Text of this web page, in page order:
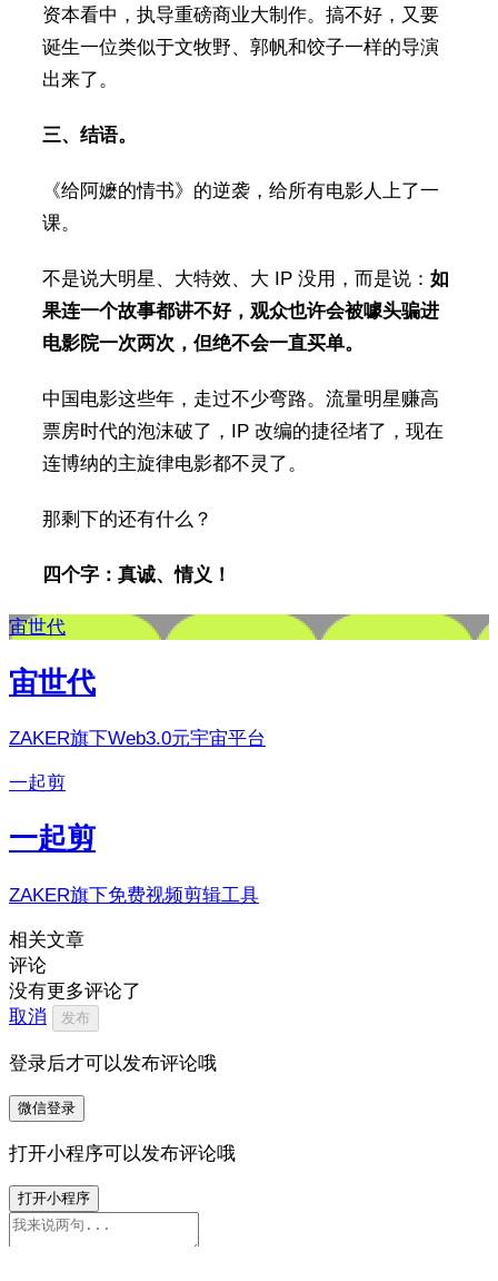
资本看中，执导重磅商业大制作。搞不好，又要
诞生一位类似于文牧野、郭帆和饺子一样的导演
出来了。
三、结语。
《给阿嬷的情书》的逆袭，给所有电影人上了一
课。
不是说大明星、大特效、大 IP 没用，而是说： 如
果连一个故事都讲不好，观众也许会被噱头骗进
电影院一次两次，但绝不会一直买单。
中国电影这些年，走过不少弯路。流量明星赚高
票房时代的泡沫破了，IP 改编的捷径堵了，现在
连博纳的主旋律电影都不灵了。
那剩下的还有什么？
四个字：真诚、情义！
宙世代
宙世代
ZAKER旗下Web3.0元宇宙平台
一起剪
一起剪
ZAKER旗下免费视频剪辑工具
相关文章
评论
没有更多评论了
取消
发布
登录后才可以发布评论哦
微信登录
打开小程序可以发布评论哦
打开小程序